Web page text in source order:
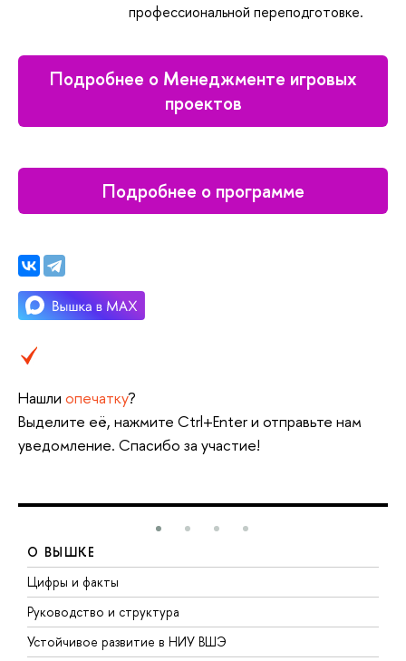
профессиональной переподготовке.
Подробнее о Менеджменте игровых
проектов
Подробнее о программе
Нашли опечатку?
Выделите её, нажмите Ctrl+Enter и отправьте нам
уведомление. Спасибо за участие!
О ВЫШКЕ
Цифры и факты
Руководство и структура
Устойчивое развитие в НИУ ВШЭ